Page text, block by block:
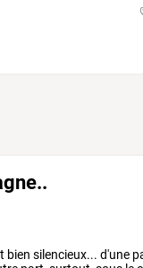
bien silencieux... d'une